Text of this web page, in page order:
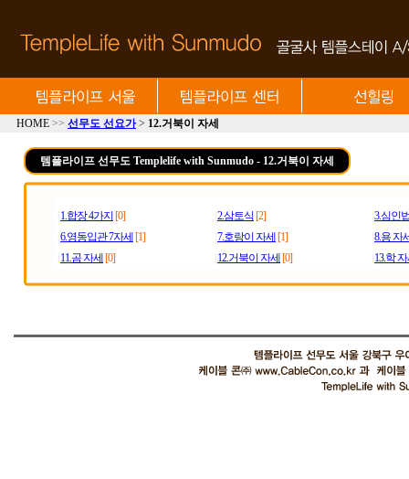
HOME >> 선무도 선요가> 12.거북이 자세
템플라이프 선무도 Templelife with Sunmudo - 12.거북이 자세
1.합장 4가지 [0] 2.삼토식 [2]
3.심인
6.영동입관 7자세 [1] 7.호랑이 자세 [1]
8.용 자
11.곰 자세 [0] 12.거북이 자세 [0] 13.학